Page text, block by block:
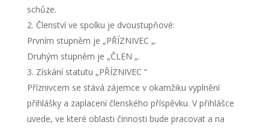
schůze.
Členství ve spolku je dvoustupňové:
Prvním stupněm je „PŘÍZNIVEC „.
Druhým stupněm je „ČLEN „.
Získání statutu „PŘÍZNIVEC “
Příznivcem se stává zájemce v okamžiku vyplnění
přihlášky a zaplacení členského příspěvku. V přihlášce
uvede, ve které oblasti činnosti bude pracovat a na